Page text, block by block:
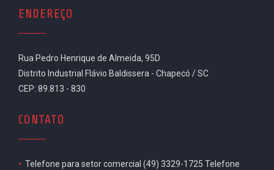
ENDEREÇO
Rua Pedro Henrique de Almeida, 95D
Distrito Industrial Flávio Baldissera - Chapecó / SC
CEP: 89.813 - 830
CONTATO
• Telefone para setor comercial (49) 3329-1725 Telefone